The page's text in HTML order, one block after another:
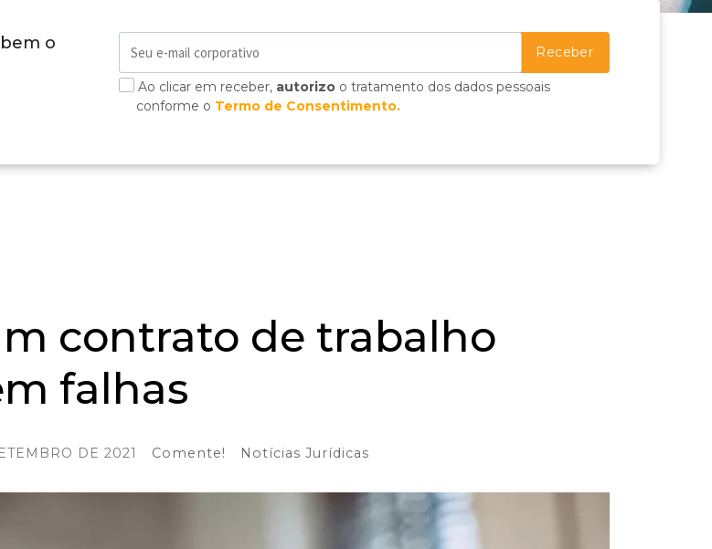
o
Ao clicar em receber,autorizo o tratamento dos dados pessoais
conforme o Termo de Consentimento.
contrato de trabalho
falhas
DE 2021 Comente! Notícias Jurídicas